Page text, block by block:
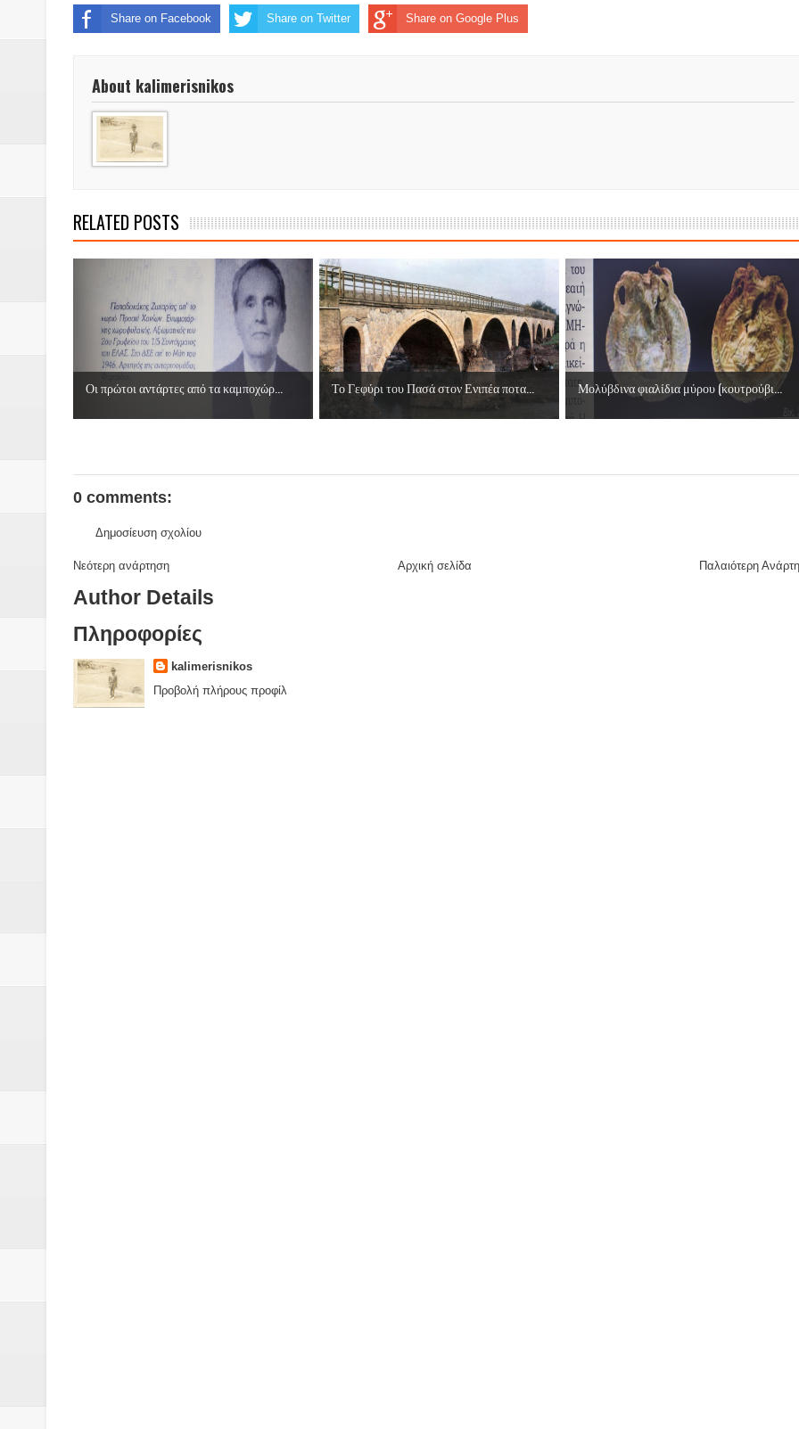
ΠΑΡΕ΄ΛΑΣΗ 25ΗΣ 2025
Share on Facebook Share on Twitter Share on Google Plus
About kalimerisnikos
RELATED POSTS
Οι πρώτοι αντάρτες από τα καμποχώρ... Το Γεφύρι του Πασά στον Ενιπέα ποτα... Μολύβδινα φιαλίδια μύρου (κουτρούβι...
0 comments:
Δημοσίευση σχολίου
Νεότερη ανάρτηση Παλαιότερη
Αρχική σελίδα
Author Details
Πληροφορίες
kalimerisnikos
Προβολή πλήρους προφίλ